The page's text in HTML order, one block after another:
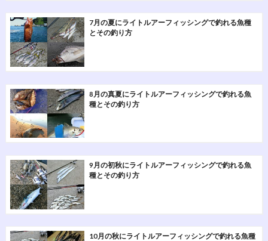
7月の夏にライトルアーフィッシングで釣れる魚種
とその釣り方
8月の真夏にライトルアーフィッシングで釣れる魚
種とその釣り方
9月の初秋にライトルアーフィッシングで釣れる魚
種とその釣り方
10月の秋にライトルアーフィッシングで釣れる魚種